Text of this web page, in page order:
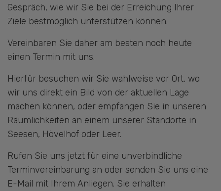
Gespräch, wie wir Sie bei der Erreichung Ihrer
Ziele bestmöglich unterstützen können.
Vereinbaren Sie daher am besten noch heute
einen Termin mit uns.
Hierfür besuchen wir Sie wahlweise vor Ort, wo
wir uns direkt ein Bild von der aktuellen Lage
machen können, oder empfangen Sie in unseren
Räumlichkeiten an einem unserer Standorte in
Seesen, Hövelhof oder Leer.
Rufen Sie uns jetzt für eine unverbindliche
Terminvereinbarung an oder senden Sie uns eine
E-Mail mit Ihrem Anliegen. Sie erhalten